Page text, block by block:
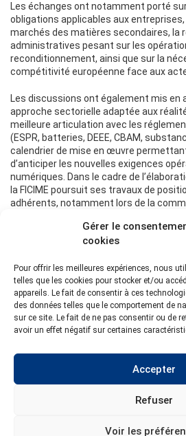
Gérer le
cookies
Pour offrir les meilleures expériences, nous
telles que les cookies pour stocker et/ou
appareils. Le fait de consentir à ces
des données telles que le comportement de
sur ce site. Le fait de ne pas consentir ou de
avoir un effet négatif sur certaines
Accepter
Refuser
Voir les
Les échanges ont notamment porté
obligations applicables aux
marchés des matières secondaires, la
administratives pesant sur les
reconditionnement, ainsi que sur la
compétitivité européenne face aux
Les discussions ont également mis en
approche sectorielle adaptée aux
meilleure articulation avec les
(ESPR, batteries, DEEE, CBAM,
calendrier de mise en œuvre
d’anticiper les nouvelles exigences
numériques. Dans le cadre de
la FICIME poursuit ses travaux de
adhérents, notamment lors de la
dans le cadre des futures négociations
Actualité
Retour aux